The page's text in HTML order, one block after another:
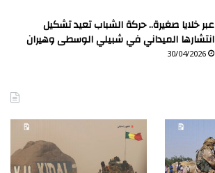
عبر خلايا صغيرة.. حركة الشباب تعيد تشكيل
انتشارها الميداني في شبيلي الوسطى وهيران
30/04/2026